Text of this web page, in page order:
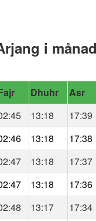
i
Dhuhr Asr
13:18 17:39
13:18 17:38
13:18 17:37
13:18 17:36
13:17 17:34